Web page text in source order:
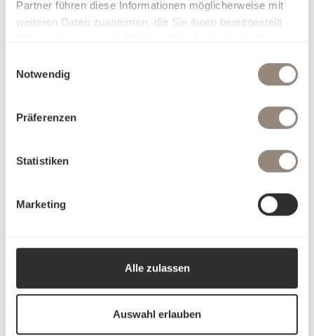
Partner führen diese Informationen möglicherweise mit
weiteren Daten zusammen, die Sie ihnen bereitgestellt
Notwendig
Präferenzen
Statistiken
Marketing
Alle zulassen
Auswahl erlauben